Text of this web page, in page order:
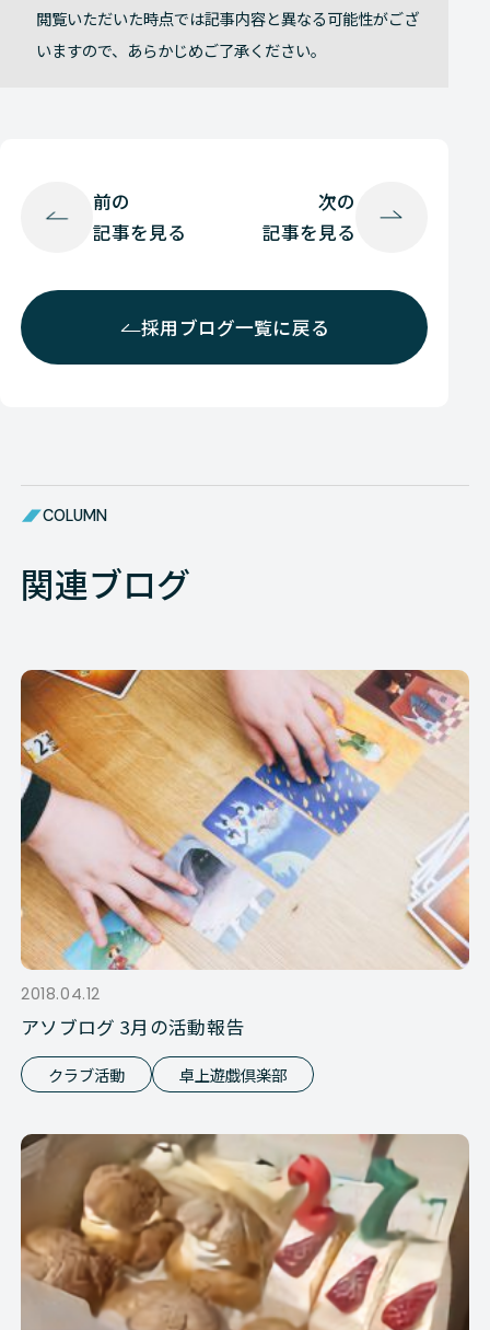
閲覧いただいた時点では記事内容と異なる可能性がござ
いますので、あらかじめご了承ください。
前の
記事を見る
採用ブログ一覧に戻る
次の
記事を見る
COLUMN
関連ブログ
2018.04.12
アソブログ 3月の活動報告
クラブ活動 卓上遊戯倶楽部